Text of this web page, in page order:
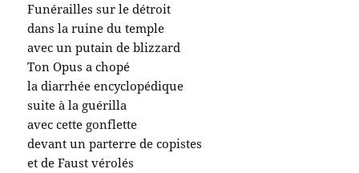
Funérailles sur le détroit
dans la ruine du temple
avec un putain de blizzard
Ton Opus a chopé
la diarrhée encyclopédique
suite à la guérilla
avec cette gonflette
devant un parterre de copistes
et de Faust vérolés